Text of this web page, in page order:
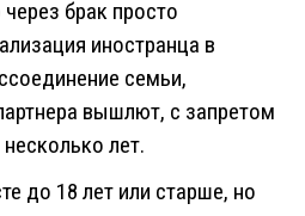
брак просто
иностранца в
семьи,
вышлют, с запретом
лет.
до 18 лет или старше, но